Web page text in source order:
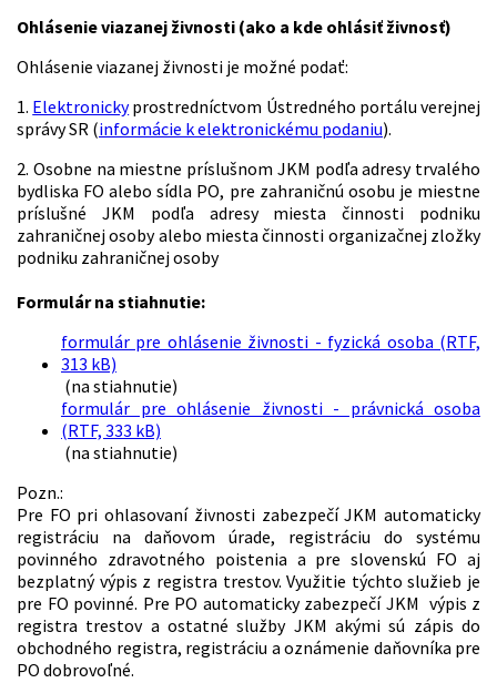
Ohlásenie viazanej živnosti (ako a kde ohlásiť živnosť)
Ohlásenie viazanej živnosti je možné podať:
1. Elektronickyprostredníctvom Ústredného portálu verejnej
správy SR (informácie k elektronickému podaniu).
2. Osobne na miestne príslušnom JKM podľa adresy trvalého
bydliska FO alebo sídla PO, pre zahraničnú osobu je miestne
príslušné JKM podľa adresy miesta činnosti podniku
zahraničnej osoby alebo miesta činnosti organizačnej zložky
podniku zahraničnej osoby
Formulár na stiahnutie:
formulár pre ohlásenie živnosti - fyzická osoba (RTF,
313 kB)
(na stiahnutie)
formulár pre ohlásenie živnosti - právnická osoba
(RTF, 333 kB)
(na stiahnutie)
Pozn.:
Pre FO pri ohlasovaní živnosti zabezpečí JKM automaticky
registráciu na daňovom úrade, registráciu do systému
povinného zdravotného poistenia a pre slovenskú FO aj
bezplatný výpis z registra trestov. Využitie týchto služieb je
pre FO povinné. Pre PO automaticky zabezpečí JKM výpis z
registra trestov a ostatné služby JKM akými sú zápis do
obchodného registra, registráciu a oznámenie daňovníka pre
PO dobrovoľné.